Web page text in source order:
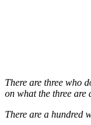
There are three who
on what the three are
There are a hundred